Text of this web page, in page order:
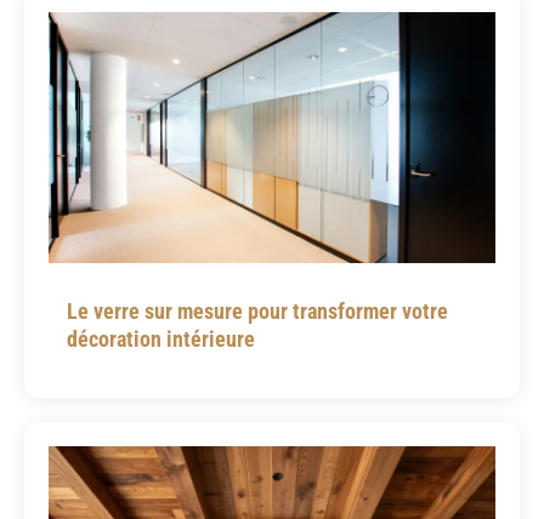
Le verre sur mesure pour transformer votre
décoration intérieure